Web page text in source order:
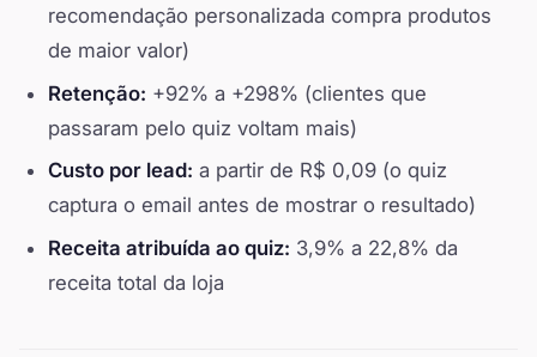
recomendação personalizada compra produtos
de maior valor)
Retenção: +92% a +298% (clientes que
passaram pelo quiz voltam mais)
Custo por lead: a partir de R$ 0,09 (o quiz
captura o email antes de mostrar o resultado)
Receita atribuída ao quiz: 3,9% a 22,8% da
receita total da loja